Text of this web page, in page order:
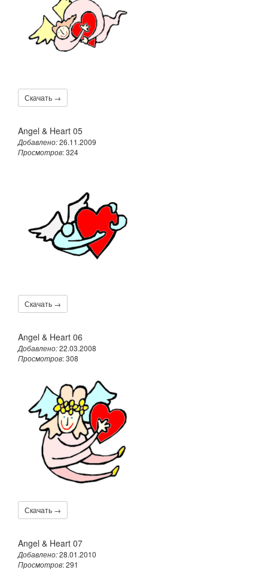
Скачать →
Angel & Heart 05
Добавлено:26.11.2009
Просмотров: 324
Скачать →
Angel & Heart 06
Добавлено:22.03.2008
Просмотров: 308
Скачать →
Angel & Heart 07
Добавлено:28.01.2010
Просмотров: 291